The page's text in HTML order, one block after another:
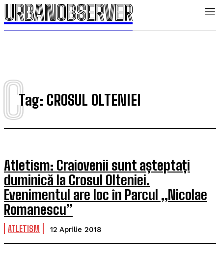
URBANOBSERVER
URBANOBSERVER
Tag: CROSUL OLTENIEI
C
Atletism: Craiovenii sunt așteptați
duminică la Crosul Olteniei.
Evenimentul are loc în Parcul „Nicolae
Romanescu”
ATLETISM 12 Aprilie 2018